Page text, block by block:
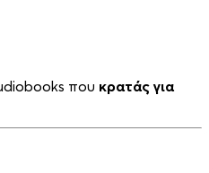
που κρατάς για